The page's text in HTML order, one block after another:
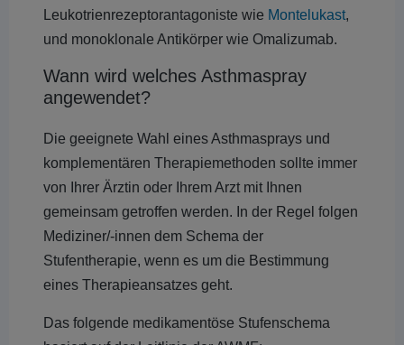
Leukotrienrezeptorantagoniste wie Montelukast,
und monoklonale Antikörper wie Omalizumab.
Wann wird welches Asthmaspray
angewendet?
Die geeignete Wahl eines Asthmasprays und
komplementären Therapiemethoden sollte immer
von Ihrer Ärztin oder Ihrem Arzt mit Ihnen
gemeinsam getroffen werden. In der Regel folgen
Mediziner/-innen dem Schema der
Stufentherapie, wenn es um die Bestimmung
eines Therapieansatzes geht.
Das folgende medikamentöse Stufenschema